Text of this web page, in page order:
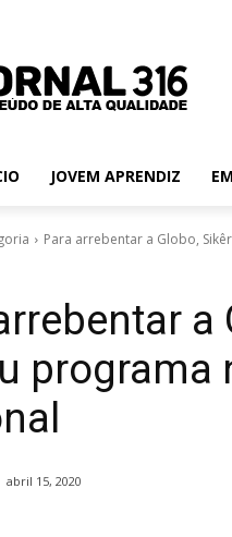
JOVEM APRENDIZ
Para arrebentar a Globo,
a
programa
abril 15, 2020